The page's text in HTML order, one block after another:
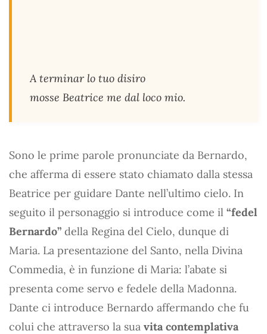
A terminar lo tuo disiro
mosse Beatrice me dal loco mio.
Sono le prime parole pronunciate da Bernardo,
che afferma di essere stato chiamato dalla stessa
Beatrice per guidare Dante nell’ultimo cielo. In
seguito il personaggio si introduce come il “fedel
Bernardo” della Regina del Cielo, dunque di
Maria. La presentazione del Santo, nella Divina
Commedia, è in funzione di Maria: l’abate si
presenta come servo e fedele della Madonna.
Dante ci introduce Bernardo affermando che fu
colui che attraverso la sua vita contemplativa